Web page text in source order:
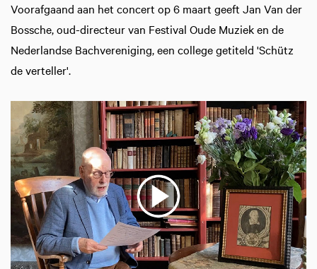
Voorafgaand aan het concert op 6 maart geeft Jan Van der
Bossche, oud-directeur van Festival Oude Muziek en de
Nederlandse Bachvereniging, een college getiteld 'Schütz
de verteller'.